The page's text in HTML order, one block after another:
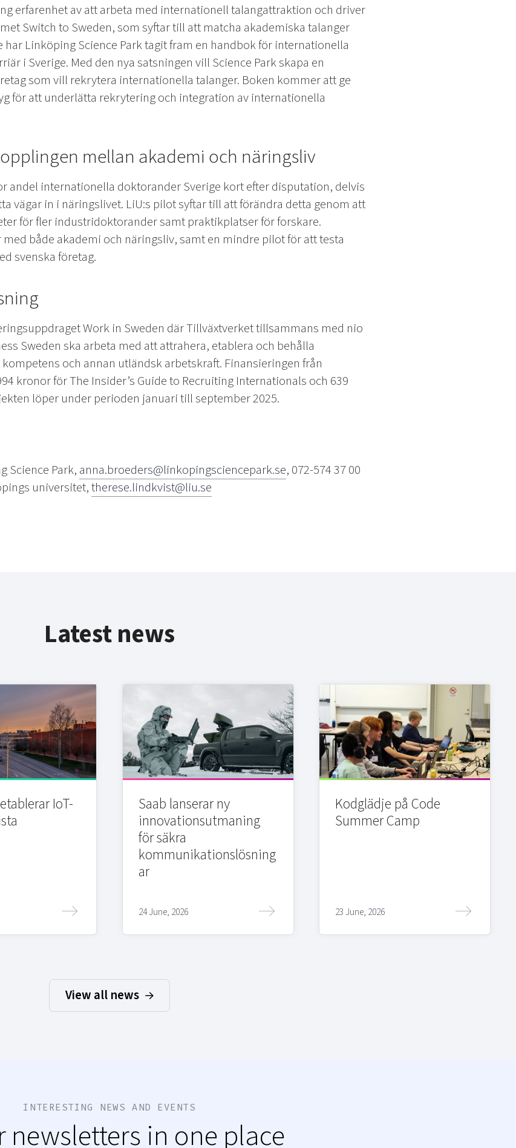
erfarenhet av att arbeta med internationell talangattraktion och driver
Switch to Sweden, som syftar till att matcha akademiska talanger
har Linköping Science Park tagit fram en handbok för internationella
i Sverige. Med den nya satsningen vill Science Park skapa en
som vill rekrytera internationella talanger. Boken kommer att ge
för att underlätta rekrytering och integration av internationella
mellan akademi och näringsliv
andel internationella doktorander Sverige kort efter disputation, delvis
vägar in i näringslivet. LiU:s pilot syftar till att förändra detta genom att
för fler industridoktorander samt praktikplatser för forskare.
både akademi och näringsliv, samt en mindre pilot för att testa
svenska företag.
Work in Sweden där Tillväxtverket tillsammans med nio
Sweden ska arbeta med att attrahera, etablera och behålla
och annan utländsk arbetskraft. Finansieringen från
kronor för The Insider’s Guide to Recruiting Internationals och 639
löper under perioden januari till september 2025.
Science Park, anna.broeders@linkopingsciencepark.se, 072-574 37 00
universitet,therese.lindkvist@liu.se
Latest news
IoT-
Saab lanserar ny
innovationsutmaning
för säkra
kommunikationslösning
ar
24 June, 2026
Kodglädje på Code
Summer Camp
23 June, 2026
View all news
INTERESTING NEWS AND EVENTS
newsletters in one place